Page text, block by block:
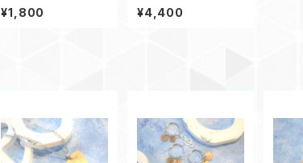
¥1,800
hiiko×ピックキーホル
ダー★
¥4,400